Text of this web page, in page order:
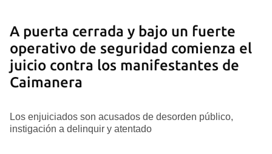
A puerta cerrada y bajo un fuerte
operativo de seguridad comienza el
juicio contra los manifestantes de
Caimanera
Los enjuiciados son acusados de desorden público,
instigación a delinquir y atentado